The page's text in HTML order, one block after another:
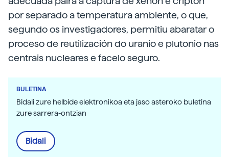
por separado a temperatura ambiente, o que,
segundo os investigadores, permitiu abaratar o
proceso de reutilización do uranio e plutonio nas
centrais nucleares e facelo seguro.
BULETINA
Bidali zure helbide elektronikoa eta jaso asteroko buletina
zure sarrera-ontzian
Bidali